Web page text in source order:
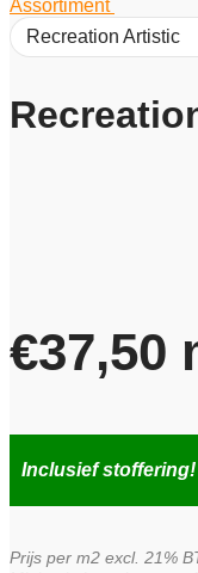
Assortiment
Recreation Artistic
€37,50
Inclusief stoffering!
Prijs per m2 excl. 21%